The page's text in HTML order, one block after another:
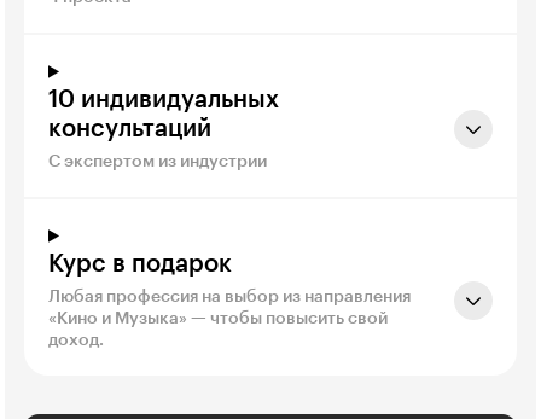
10 индивидуальных
консультаций
С экспертом из индустрии
Курс в подарок
Любая профессия на выбор из направления
«Кино и Музыка» — чтобы повысить свой
доход.